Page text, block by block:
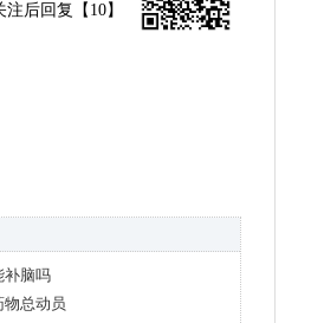
后回复【10】
补脑吗
物总动员